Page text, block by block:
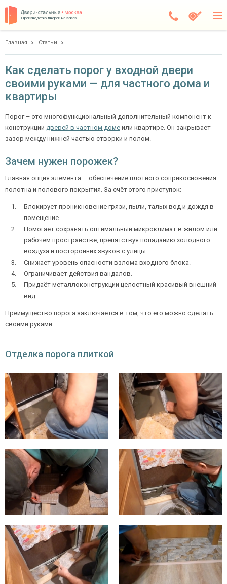
Производство дверей на заказ
Доставка
Установка
Галерея
Покупателям
О компании
Контакты
Ежедневно с 08:00 до 24:00
+7 (495) 409-24-70
Главная Статьи
Как сделать порог у входной двери
своими руками — для частного дома и
квартиры
Порог – это многофункциональный дополнительный компонент к
конструкции дверей в частном доме или квартире. Он закрывает
зазор между нижней частью створки и полом.
Зачем нужен порожек?
Главная опция элемента – обеспечение плотного соприкосновения
полотна и полового покрытия. За счёт этого приступок:
Блокирует проникновение грязи, пыли, талых вод и дождя в
помещение.
Помогает сохранять оптимальный микроклимат в жилом или
рабочем пространстве, препятствуя попаданию холодного
воздуха и посторонних звуков с улицы.
Снижает уровень опасности взлома входного блока.
Ограничивает действия вандалов.
Придаёт металлоконструкции целостный красивый внешний
вид.
Преимущество порога заключается в том, что его можно сделать
своими руками.
Отделка порога плиткой